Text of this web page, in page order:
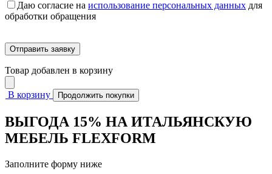
Даю согласие на использование персональных данных для
обработки обращения
Товар добавлен в корзину
В корзину Продолжить покупки
ВЫГОДА 15% НА ИТАЛЬЯНСКУЮ
МЕБЕЛЬ FLEXFORM
Заполните форму ниже